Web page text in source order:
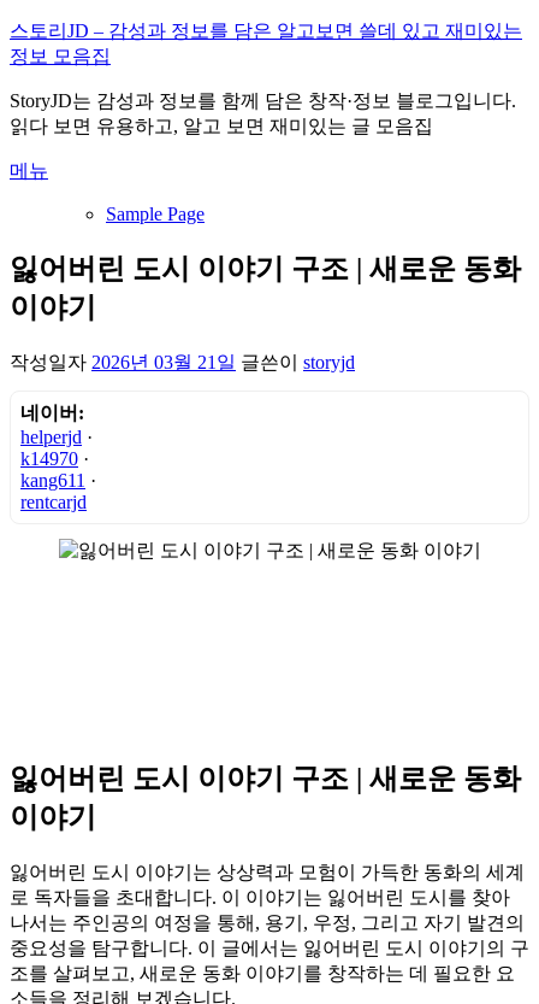
내
용
로
바
가
스토리JD – 감성과 정보를 담은 알고보면 쓸데 있고 재미있는
정보 모음집
StoryJD는 감성과 정보를 함께 담은 창작·정보 블로그입니다.
읽다 보면 유용하고, 알고 보면 재미있는 글 모음집
메뉴
Sample Page
잃어버린 도시 이야기 구조 | 새로운 동화
이야기
작성일자 2026년 03월 21일 글쓴이 storyjd
네이버:
helperjd ·
k14970 ·
kang611 ·
rentcarjd
잃어버린 도시 이야기 구조 | 새로운 동화
이야기
잃어버린 도시 이야기는 상상력과 모험이 가득한 동화의 세계
로 독자들을 초대합니다. 이 이야기는 잃어버린 도시를 찾아
나서는 주인공의 여정을 통해, 용기, 우정, 그리고 자기 발견의
중요성을 탐구합니다. 이 글에서는 잃어버린 도시 이야기의 구
조를 살펴보고, 새로운 동화 이야기를 창작하는 데 필요한 요
소들을 정리해 보겠습니다.